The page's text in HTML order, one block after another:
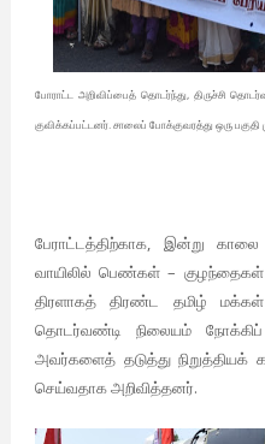
போராட்ட அறிவிப்பைத் தொடர்ந்து, திருச்சி
குவிக்கப்பட்டனர். சாலைப் போக்குவரத்து ஒரு பகுதி
பேராட்டத்திற்காக, இன்று
வாயிலில் பெண்கள் –
திரளாகத் திரண்ட தமிழ்
தொடர்வண்டி நிலையம்
அவர்களைத் தடுத்து
செய்வதாக அறிவித்தனர்.